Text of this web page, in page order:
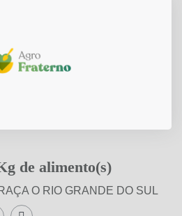
de alimento(s)
O RIO GRANDE DO SUL